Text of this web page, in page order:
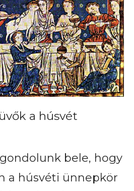
a húsvét
bele, hogy
a húsvéti ünnepkör